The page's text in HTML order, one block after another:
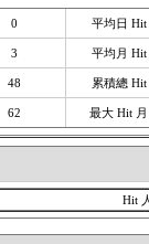
0 平均日 Hit
3 平均月 Hit
48 累積總 Hit
62 最大 Hit 月
Hit